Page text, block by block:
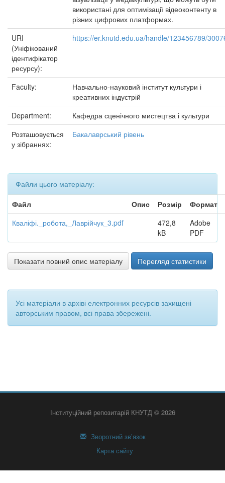
використані для оптимізації відеоконтенту в
різних цифрових платформах.
URI
(Уніфікований
ідентифікатор
ресурсу):
https://er.knutd.edu.ua/handle/123456789/
Faculty:
Навчально-науковий інститут культури і
креативних індустрій
Department:
Кафедра сценічного мистецтва і культури
Розташовується
у зібраннях:
Бакалаврський рівень
Файли цього матеріалу:
Файл
Опис Розмір
Формат
Кваліфі._робота,_Лаврійчук_3.pdf
472,8
kB
Adobe
PDF
Показати повний опис матеріалу Перегляд статистики
Усі матеріали в архіві електронних ресурсів захищені
авторським правом, всі права збережені.
Інституційний репозитарій КНУТД © 2026
Зворотний зв’язок
Карта сайту